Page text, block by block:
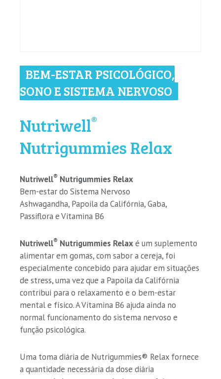
BEM-ESTAR PSICOLÓGICO,
SONO E SISTEMA NERVOSO
Nutriwell®
Nutrigummies Relax
Nutriwell® Nutrigummies Relax
Bem-estar do Sistema Nervoso
Ashwagandha, Papoila da Califórnia, Gaba,
Passiflora e Vitamina B6
Nutriwell® Nutrigummies Relaxé um suplemento
alimentar em gomas, com sabor a cereja, foi
especialmente concebido para ajudar em situações
de stress, uma vez que a Papoila da Califórnia
contribui para o relaxamento e o bem-estar
mental e físico. A Vitamina B6 ajuda ainda no
normal funcionamento do sistema nervoso e
função psicológica.
Uma toma diária de Nutrigummies® Relax fornece
a quantidade necessária da dose diária